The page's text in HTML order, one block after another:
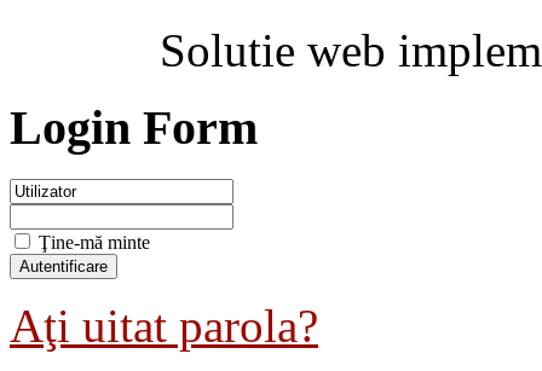
Solutie web
Login Form
Ţine-mă minte
Aţi uitat parola?